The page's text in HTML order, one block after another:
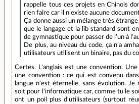
rappelle tous ces projets en Chinois
rien faire car il n’existe aucune
Ça donne aussi un mélange très
que le langage et la lib standard sont
de gymnastique pour passer de l’un à
De plus, au niveau du code, ça n’a
utilisateurs utilisent un binaire, pas du
Certes. L'anglais est une convention.
une convention : ce qui est convenu
langue n'est éternelle, sans évolution. Je
soit pour l'informatique car, comme tu le
ont un poil plus d'utilisateurs (surtout